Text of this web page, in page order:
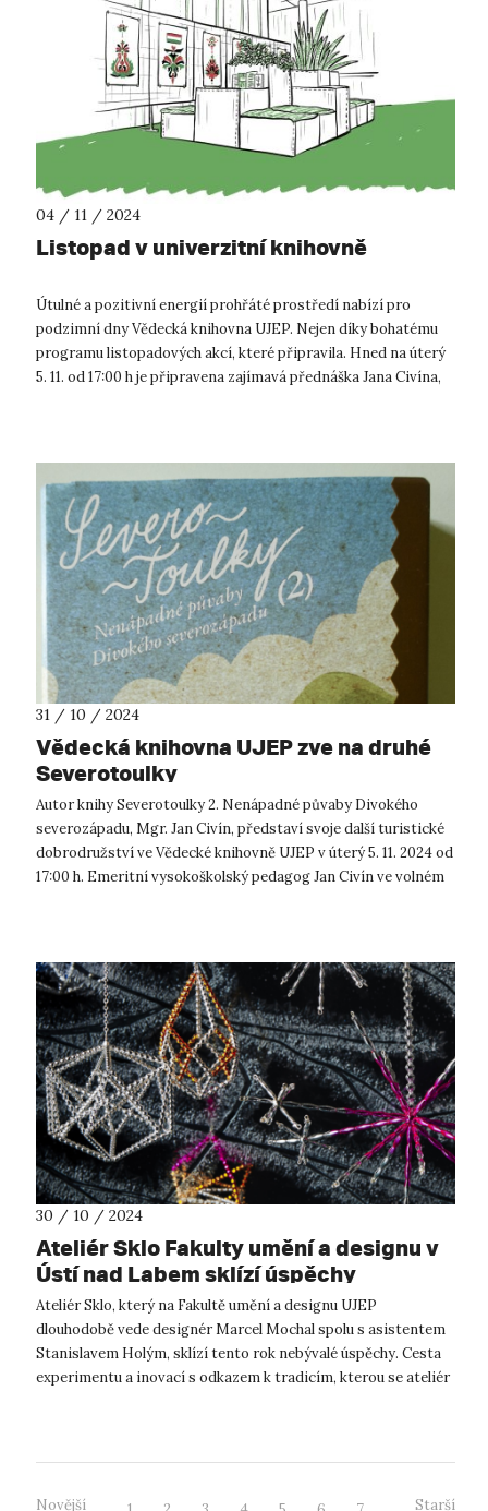
04 / 11 / 2024
Listopad v univerzitní knihovně
Útulné a pozitivní energií prohřáté prostředí nabízí pro
podzimní dny Vědecká knihovna UJEP. Nejen díky bohatému
programu listopadových akcí, které připravila. Hned na úterý
5. 11. od 17:00 h je připravena zajímavá přednáška Jana Civína,
31 / 10 / 2024
Vědecká knihovna UJEP zve na druhé
Severotoulky
Autor knihy Severotoulky 2. Nenápadné půvaby Divokého
severozápadu, Mgr. Jan Civín, představí svoje další turistické
dobrodružství ve Vědecké knihovně UJEP v úterý 5. 11. 2024 od
17:00 h. Emeritní vysokoškolský pedagog Jan Civín ve volném
30 / 10 / 2024
Ateliér Sklo Fakulty umění a designu v
Ústí nad Labem sklízí úspěchy
Ateliér Sklo, který na Fakultě umění a designu UJEP
dlouhodobě vede designér Marcel Mochal spolu s asistentem
Stanislavem Holým, sklízí tento rok nebývalé úspěchy. Cesta
experimentu a inovací s odkazem k tradicím, kterou se ateliér
Novější Starší